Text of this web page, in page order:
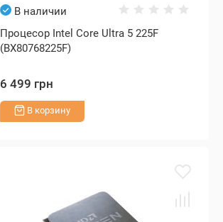
В наличии
Процесор Intel Core Ultra 5 225F
(BX80768225F)
6 499 грн
В корзину